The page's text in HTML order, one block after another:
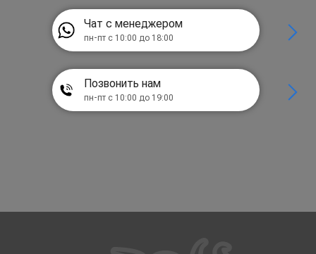
Чат с менеджером
пн-пт с 10:00 до 18:00
Позвонить нам
пн-пт с 10:00 до 19:00